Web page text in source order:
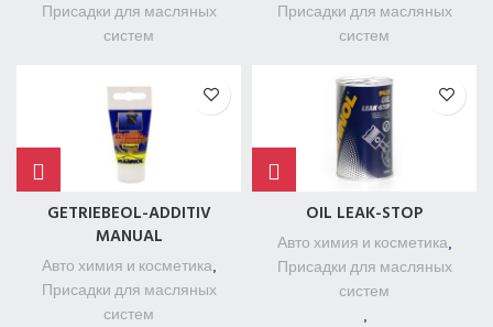
Присадки для масляных
систем
Присадки для масляных
систем
GETRIEBEOL-ADDITIV
MANUAL
Авто химия и косметика,
Присадки для масляных
систем
OIL LEAK-STOP
Авто химия и косметика,
Присадки для масляных
систем
,